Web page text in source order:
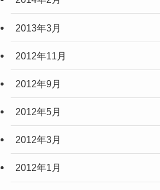
2013年3月
2012年11月
2012年9月
2012年5月
2012年3月
2012年1月